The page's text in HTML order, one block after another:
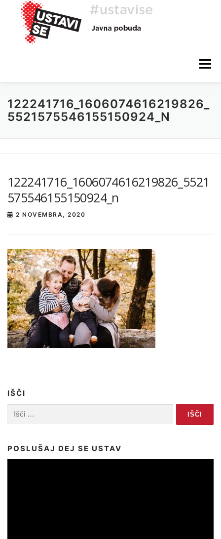
Preskoči
vsebino
Meni
O AKCIJI HEJ, TI, #USTAVISE BLOG POMOČ
122241716_1606074616219826_
5521575546155150924_N
122241716_1606074616219826_5521
575546155150924_n
2 NOVEMBRA, 2020
IŠČI
POSLUŠAJ DEJ SE USTAV